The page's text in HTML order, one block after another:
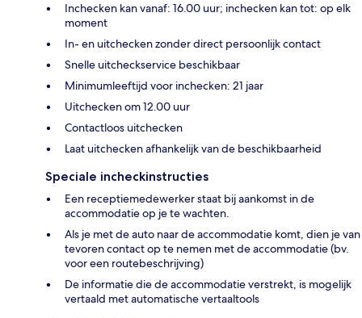
Inchecken kan vanaf: 16.00 uur; inchecken kan tot: op elk
moment
In- en uitchecken zonder direct persoonlijk contact
Snelle uitcheckservice beschikbaar
Minimumleeftijd voor inchecken: 21 jaar
Uitchecken om 12.00 uur
Contactloos uitchecken
Laat uitchecken afhankelijk van de beschikbaarheid
Speciale incheckinstructies
Een receptiemedewerker staat bij aankomst in de
accommodatie op je te wachten.
Als je met de auto naar de accommodatie komt, dien je van
tevoren contact op te nemen met de accommodatie (bv.
voor een routebeschrijving)
De informatie die de accommodatie verstrekt, is mogelijk
vertaald met automatische vertaaltools